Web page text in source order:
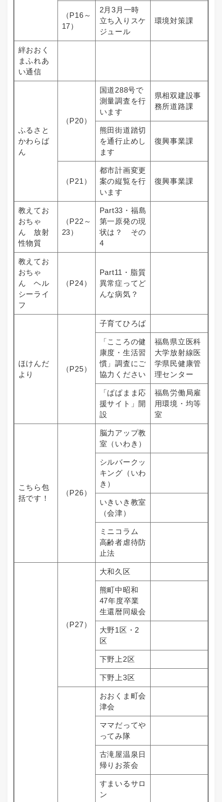
（P16～
17）
2月3月一時
立ち入りスケ
ジュール
環境対策課
絆おおく
まふれあ
い通信
ふるさと
かわらば
ん
（P20）
国道288号で
測量調査を行
います
県相双建設事
務所道路課
熊田街道踏切
を通行止めし
ます
復興事業課
（P21）
都市計画変更
案の縦覧を行
います
復興事業課
教えてお
おちゃ
ん 放射
性物質
（P22～
23）
Part33・福島
第一原発の現
状は？ その
4
教えてお
おちゃ
ん ヘル
シーライ
フ
（P24）
Part11・脂質
異常症ってど
んな病気？
ほけんだ
より
（P25）
子育てひろば
「こころの健
康度・生活習
慣」調査にご
協力ください
福島県立医科
大学放射線医
学県民健康管
理センター
「ぱぱまま応
援サイト」開
設
福島労働局雇
用環境・均等
室
こちら包
括です！
（P26）
脳力アップ教
室（いわき）
シルバークッ
キング（いわ
き）
いきいき教室
（会津）
ミニコラム
高齢者虐待防
止法
（P27）
大和久区
熊町中昭和
47年度卒業
生還暦同級会
大野1区・2
区
下野上2区
下野上3区
おおくま町会
津会
ママだってや
ってみ隊
古滝屋温泉日
帰りお茶会
すまいるサロ
ン